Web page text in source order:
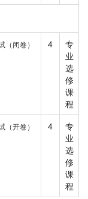
（闭卷） 4
专
业
选
修
课
程
（开卷） 4
专
业
选
修
课
程